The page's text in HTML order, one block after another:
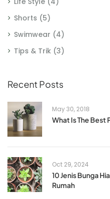
Shorts (5)
Swimwear (4)
Tips & Trik (3)
Recent Posts
May 30, 2018
What Is The Best
Oct 29, 2024
10 Jenis Bunga
Rumah